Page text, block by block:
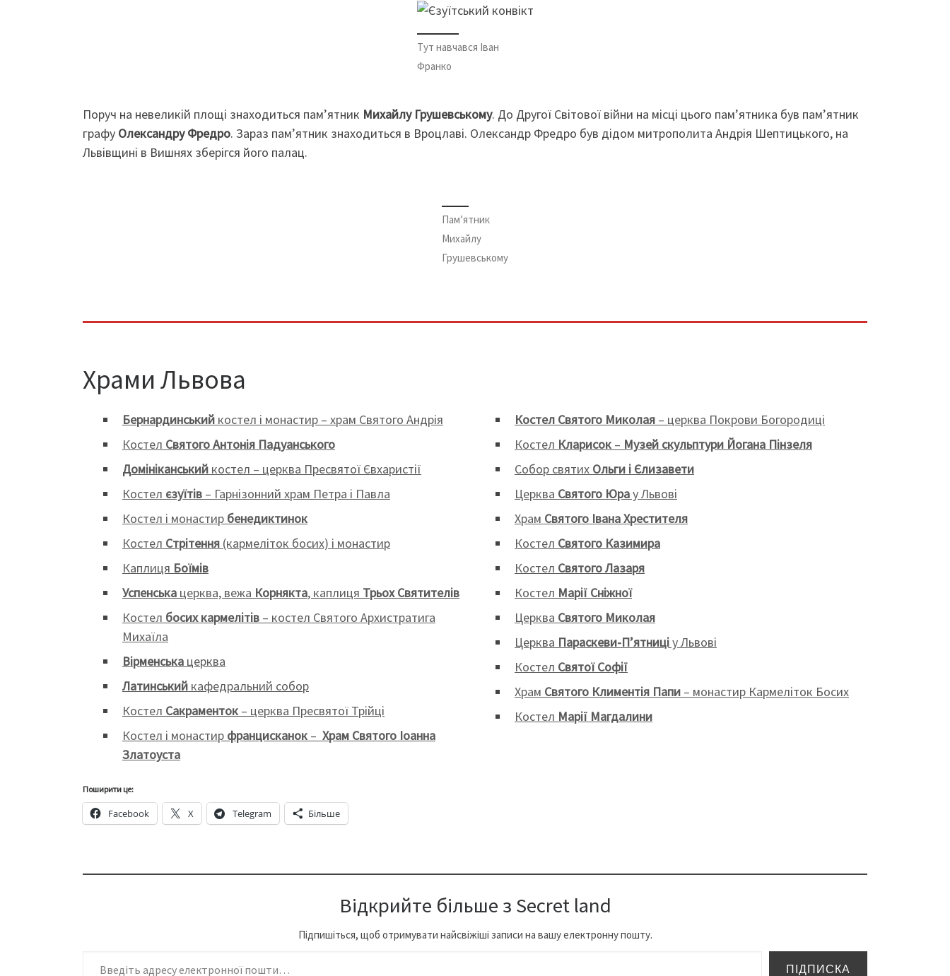
Тут навчався Іван
Франко
Поруч на невеликій площі знаходиться пам’ятник Михайлу Грушевському. До Другої Світової війни на місці цього пам’ятника був пам’ятник
графу Олександру Фредро. Зараз пам’ятник знаходиться в Вроцлаві. Олександр Фредро був дідом митрополита Андрія Шептицького, на
Львівщині в Вишнях зберігся його палац.
Пам’ятник
Михайлу
Грушевському
Храми Львова
Бернардинський костел і монастир – храм Святого Андрія
Костел Святого Антонія Падуанського
Домініканський костел – церква Пресвятої Євхаристії
Костел єзуїтів – Гарнізонний храм Петра і Павла
Костел і монастир бенедиктинок
Костел Стрітення (кармеліток босих) і монастир
Каплиця Боїмів
Успенська церква, вежа Корнякта, каплиця Трьох Святителів
Костел босих кармелітів – костел Святого Архистратига
Михаїла
Вірменська церква
Латинський кафедральний собор
Костел Сакраменток – церква Пресвятої Трійці
Костел і монастир францисканок – Храм Святого Іоанна
Златоуста
Костел Святого Миколая – церква Покрови Богородиці
Костел Кларисок – Музей скульптури Йогана Пінзеля
Собор святих Ольги і Єлизавети
Церква Святого Юрау Львові
Храм Святого Івана Хрестителя
Костел Святого Казимира
Костел Святого Лазаря
Костел Марії Сніжної
Церква Святого Миколая
Церква Параскеви-П’ятниціу Львові
Костел Святої Софії
Храм Святого Климентія Папи – монастир Кармеліток Босих
Костел Марії Магдалини
Поширити це:
Facebook X Telegram Більше
Відкрийте більше з Secret land
Підпишіться, щоб отримувати найсвіжіші записи на вашу електронну пошту.
ПІДПИСКА